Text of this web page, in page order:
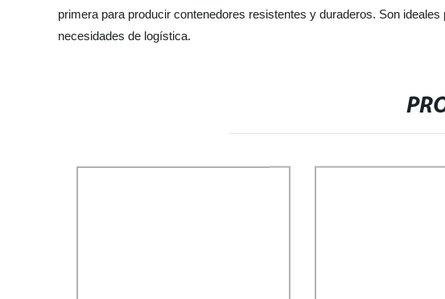
primera para producir contenedores resistentes y duraderos. Son
necesidades de logística.